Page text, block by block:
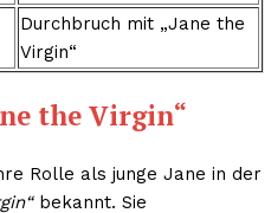
Durchbruch mit „Jane the
Virgin“
the Virgin“
Rolle als junge Jane in der
bekannt. Sie